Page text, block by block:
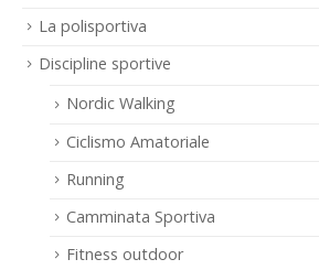
La polisportiva
Discipline sportive
Nordic Walking
Ciclismo Amatoriale
Running
Camminata Sportiva
Fitness outdoor